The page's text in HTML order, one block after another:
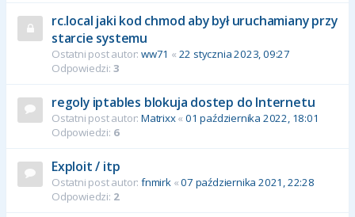
rc.local jaki kod chmod aby był uruchamiany przy
starcie systemu
Ostatni post autor: ww71 « 22 stycznia 2023, 09:27
Odpowiedzi: 3
regoly iptables blokuja dostep do Internetu
Ostatni post autor: Matrixx«01 października 2022, 18:01
Odpowiedzi: 6
Exploit / itp
Ostatni post autor: fnmirk«07 października 2021, 22:28
Odpowiedzi: 2